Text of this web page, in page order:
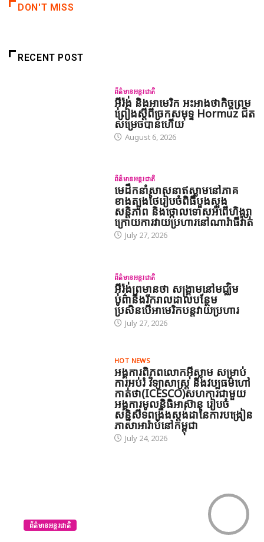
DON'T MISS
RECENT POST
ព័ត៌មានអន្តរជាតិ
អ៊ីរ៉ង់ និងអាមេរិក អះអាងថាកិច្ចព្រម
ព្រៀងស្តីពីច្រកសមុទ្ទ Hormuz ជិត
សម្រេចបានហើយ
August 6, 2026
ព័ត៌មានអន្តរជាតិ
មេដឹកនាំសាសនាឥស្លាមនៅភាគ
ខាងត្បូងថៃរៀបចំពិធីបួងសួង
សន្តិភាព និងថ្កោលទោសអំពើហិង្សា
ក្រោយការវាយប្រហារនៅណារ៉ាធីវ៉ាត់
July 27, 2026
ព័ត៌មានអន្តរជាតិ
អ៊ីរ៉ង់ព្រមានថា សង្គ្រាមនៅមជ្ឈិម
បូព៌ានឹងរីករាលដាលបន្ថែម
ប្រសិនបើអាមេរិកបន្តវាយប្រហារ
July 27, 2026
HOT NEWS
អង្គការពិភពលោកអ៊ីស្លាម សម្រាប់
ការអប់រំ វិទ្យាសាស្ត្រ និងវប្បធម៌ហៅ
កាត់ថា(ICESCO)សហការជាមួយ
អង្គការមូលនិធិអាស៊ាន រៀបចំ
សន្និសីទពង្រឹងស្តង់ដានៃការបង្រៀន
ភាសាអារ៉ាប់នៅកម្ពុជា
July 24, 2026
ព័ត៌មានអន្តរជាតិ